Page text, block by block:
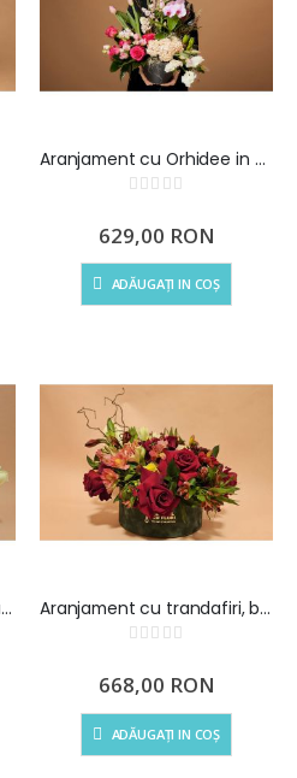
Aranjament cu Orhidee in ghiveci, bulbi de zambile si flori de sezon
Rating:
629,00 RON
ADĂUGAȚI IN COȘ
Aranjament elegant cu trandafiri, bulbi si flori de sezon Aranjament cu trandafiri, bulbi si flori de sezon
Rating:
668,00 RON
ADĂUGAȚI IN COȘ